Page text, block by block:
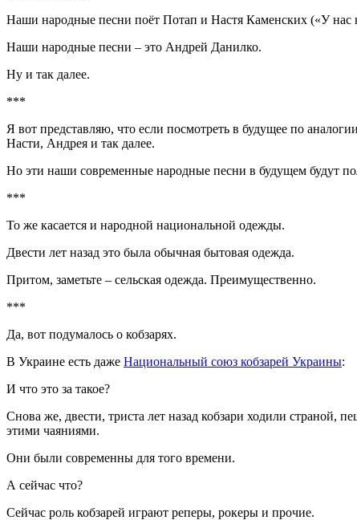
Наши народные песни поёт Потап и Настя Каменских («У нас
Наши народные песни – это Андрей Данилко.
Ну и так далее.
***
Я вот представляю, что если посмотреть в будущее по
Насти, Андрея и так далее.
Но эти наши современные народные песни в будущем будут
***
То же касается и народной национальной одежды.
Двести лет назад это была обычная бытовая одежда.
Притом, заметьте – сельская одежда. Преимущественно.
***
Да, вот подумалось о кобзарях.
В Украине есть даже Национальный союз кобзарей Украины:
И что это за такое?
Снова же, двести, триста лет назад кобзари ходили
этими чаяниями.
Они были современны для того времени.
А сейчас что?
Сейчас роль кобзарей играют реперы, рокеры и прочие.